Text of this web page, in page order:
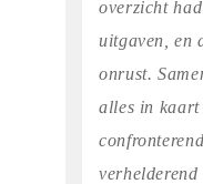
overzicht
uitgaven, en
onrust.
alles in
verhelderend